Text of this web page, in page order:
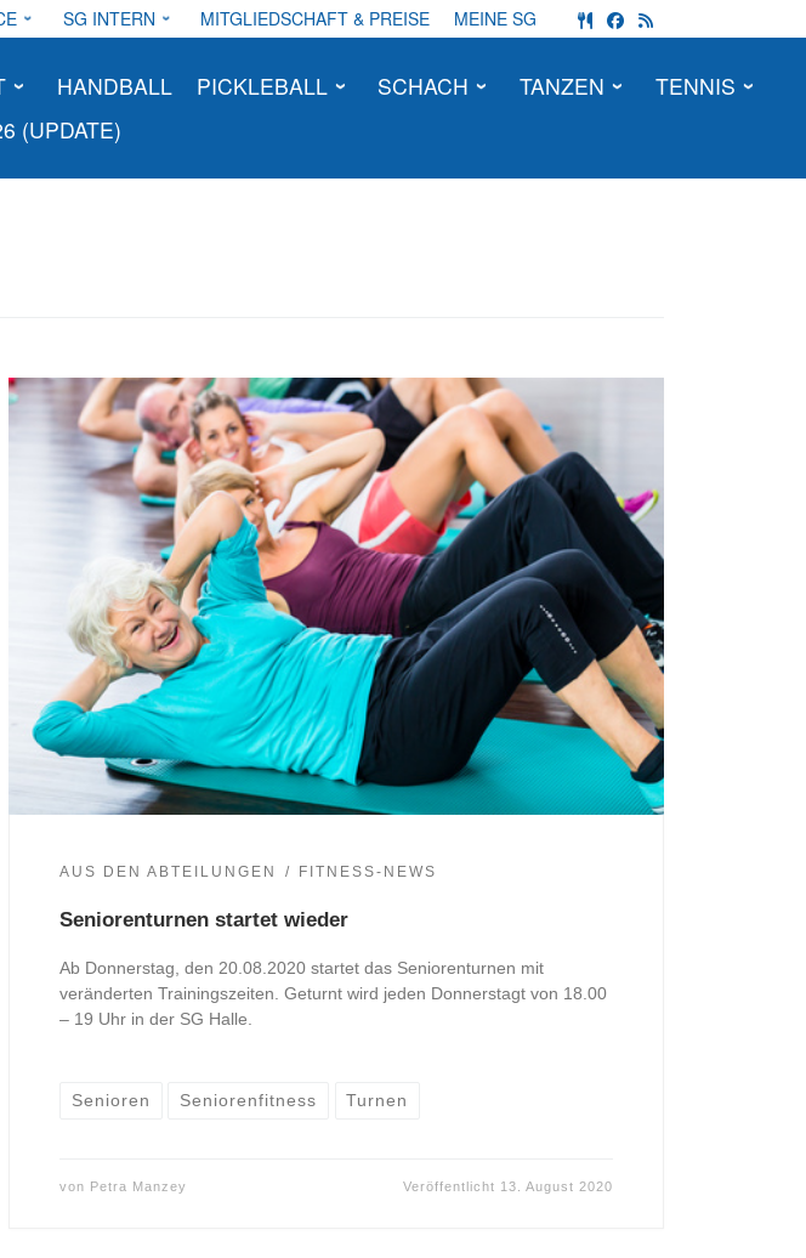
SG INTERN MITGLIEDSCHAFT & PREISE MEINE SG fas fa-utensils
fab fa-facebook
HANDBALL PICKLEBALL SCHACH TANZEN
TENNIS
(UPDATE)
AUS DEN ABTEILUNGEN FITNESS-NEWS
Seniorenturnen startet wieder
Ab Donnerstag, den 20.08.2020 startet das Seniorenturnen mit
veränderten Trainingszeiten. Geturnt wird jeden Donnerstagt von 18.00
– 19 Uhr in der SG Halle.
Senioren Seniorenfitness Turnen
von Petra Manzey Veröffentlicht 13. August 2020